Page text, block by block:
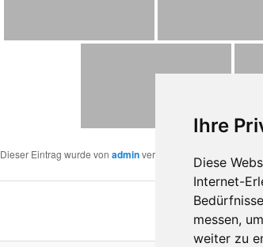
Ihre
Diese
Internet-
messen,
weiter zu
Dieser Eintrag wurde von adminveröffentlicht. Setze ein